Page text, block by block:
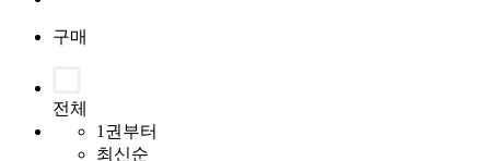
구매
전체
1권부터
최신순